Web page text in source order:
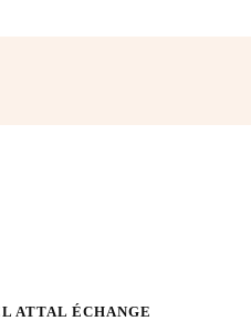
ATTAL ÉCHANGE